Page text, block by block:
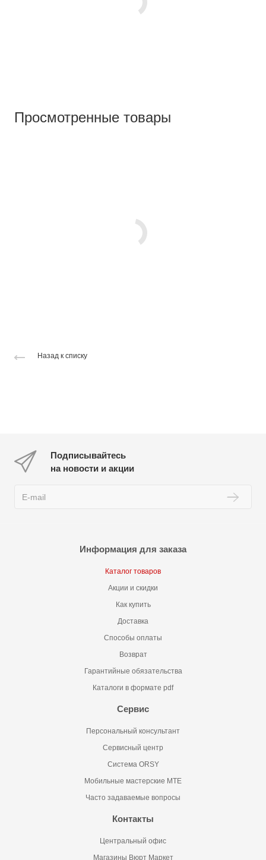
Просмотренные товары
Назад к списку
Подписывайтесь
на новости и акции
Информация для заказа
Каталог товаров
Акции и скидки
Как купить
Доставка
Способы оплаты
Возврат
Гарантийные обязательства
Каталоги в формате pdf
Сервис
Персональный консультант
Сервисный центр
Система ORSY
Мобильные мастерские MTE
Часто задаваемые вопросы
Контакты
Центральный офис
Магазины Вюрт Маркет